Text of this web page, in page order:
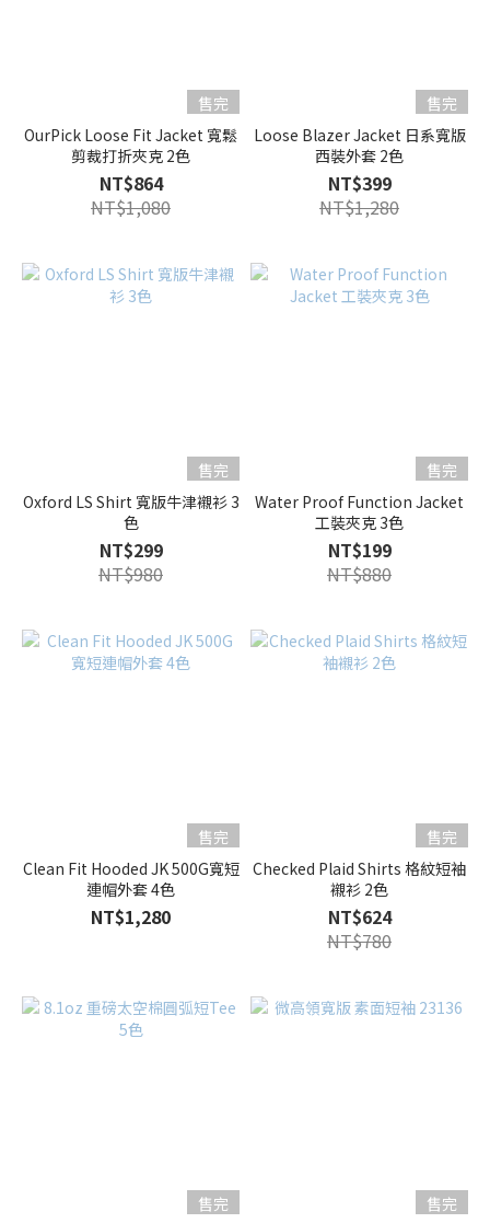
售完
OurPick Loose Fit Jacket 寬鬆
剪裁打折夾克 2色
NT$864
NT$1,080
售完
Loose Blazer Jacket 日系寬版
西裝外套 2色
NT$399
NT$1,280
售完
Oxford LS Shirt 寬版牛津襯衫 3
色
NT$299
NT$980
售完
Water Proof Function Jacket
工裝夾克 3色
NT$199
NT$880
售完
Clean Fit Hooded JK 500G寬短
連帽外套 4色
NT$1,280
售完
Checked Plaid Shirts 格紋短袖
襯衫 2色
NT$624
NT$780
售完
售完